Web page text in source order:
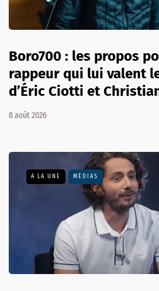
Boro700 : les propos
rappeur qui lui valent
d’Éric Ciotti et
8 août 2026
A LA UNE MÉDIAS